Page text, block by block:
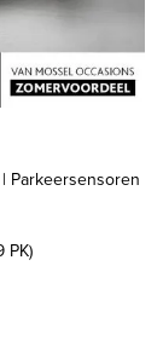
Parkeersensoren
PK)